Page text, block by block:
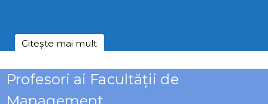
Citește mai mult
Profesori ai Facultății de